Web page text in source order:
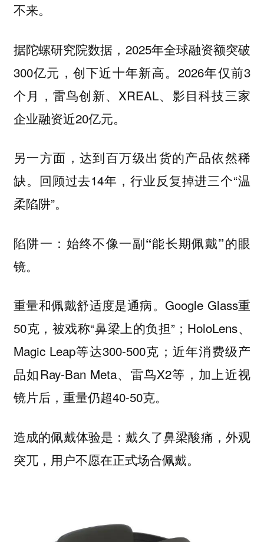
不来。
据陀螺研究院数据，2025年全球融资额突破
300亿元，创下近十年新高。2026年仅前3
个月，雷鸟创新、XREAL、影目科技三家
企业融资近20亿元。
另一方面，达到百万级出货的产品依然稀
缺。回顾过去14年，行业反复掉进三个“温
柔陷阱”。
陷阱一：始终不像一副“能长期佩戴”的眼
镜。
重量和佩戴舒适度是通病。Google Glass重
50克，被戏称“鼻梁上的负担”；HoloLens、
Magic Leap等达300-500克；近年消费级产
品如Ray-Ban Meta、雷鸟X2等，加上近视
镜片后，重量仍超40-50克。
造成的佩戴体验是：戴久了鼻梁酸痛，外观
突兀，用户不愿在正式场合佩戴。